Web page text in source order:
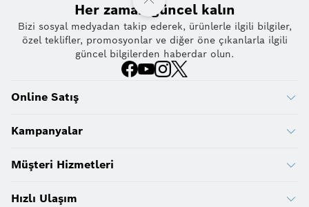
Her zaman güncel kalın
Bizi sosyal medyadan takip ederek, ürünlerle ilgili bilgiler,
özel teklifler, promosyonlar ve diğer öne çıkanlarla ilgili
güncel bilgilerden haberdar olun.
Online Satış
Kampanyalar
Müşteri Hizmetleri
Hızlı Ulaşım